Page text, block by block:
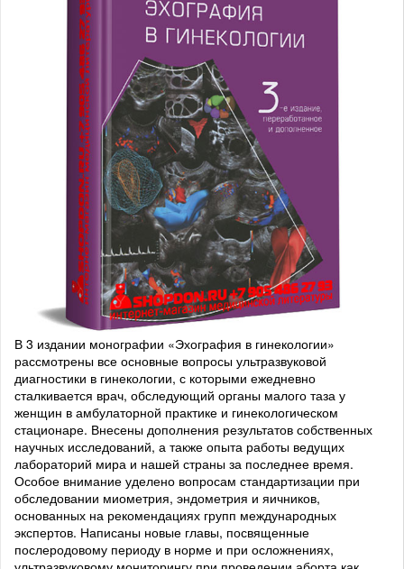
В 3 издании монографии «Эхография в гинекологии»
рассмотрены все основные вопросы ультразвуковой
диагностики в гинекологии, с которыми ежедневно
сталкивается врач, обследующий органы малого таза у
женщин в амбулаторной практике и гинекологическом
стационаре. Внесены дополнения результатов собственных
научных исследований, а также опыта работы ведущих
лабораторий мира и нашей страны за последнее время.
Особое внимание уделено вопросам стандартизации при
обследовании миометрия, эндометрия и яичников,
основанных на рекомендациях групп международных
экспертов. Написаны новые главы, посвященные
послеродовому периоду в норме и при осложнениях,